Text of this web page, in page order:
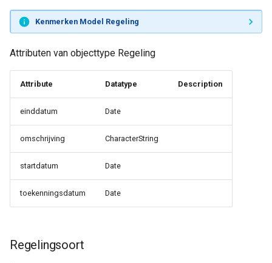
Kenmerken Model Regeling
Attributen van objecttype Regeling
Attribute Datatype Description
einddatum Date
omschrijving CharacterString
startdatum Date
toekenningsdatum Date
Regelingsoort